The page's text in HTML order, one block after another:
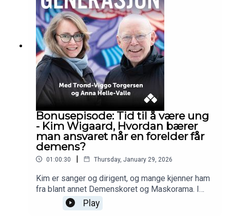
Bonusepisode: Tid til å være ung
- Kim Wigaard, Hvordan bærer
man ansvaret når en forelder får
demens?
01:00:30 | Thursday, January 29, 2026
Kim er sanger og dirigent, og mange kjenner ham
fra blant annet Demenskoret og Maskorama. I
årets første episode av podkasten Tid til å være
ung forteller han om hvordan det var å være ung
Play